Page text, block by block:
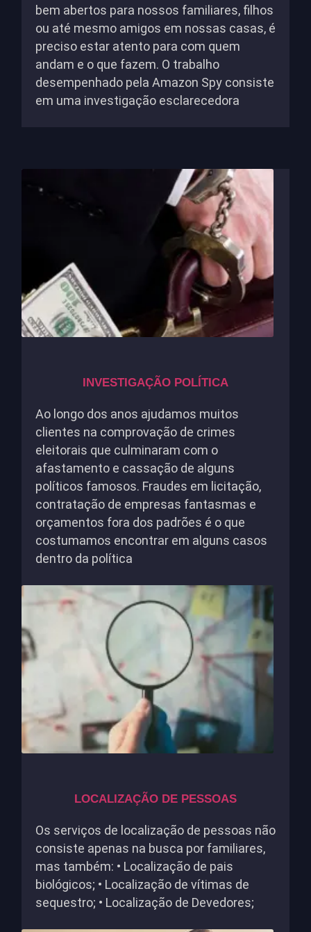
bem abertos para nossos familiares, filhos
ou até mesmo amigos em nossas casas, é
preciso estar atento para com quem
andam e o que fazem. O trabalho
desempenhado pela Amazon Spy consiste
em uma investigação esclarecedora
INVESTIGAÇÃO POLÍTICA
Ao longo dos anos ajudamos muitos
clientes na comprovação de crimes
eleitorais que culminaram com o
afastamento e cassação de alguns
políticos famosos. Fraudes em licitação,
contratação de empresas fantasmas e
orçamentos fora dos padrões é o que
costumamos encontrar em alguns casos
dentro da política
LOCALIZAÇÃO DE PESSOAS
Os serviços de localização de pessoas não
consiste apenas na busca por familiares,
mas também: • Localização de pais
biológicos; • Localização de vítimas de
sequestro; • Localização de Devedores;